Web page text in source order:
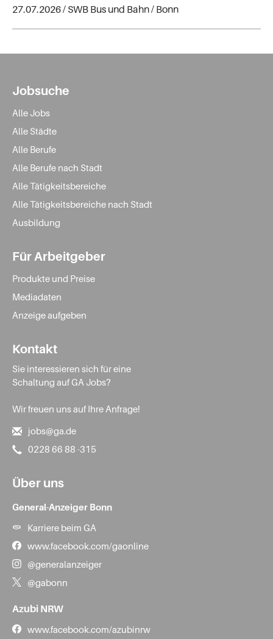
27.07.2026 / SWB Bus und Bahn/ Bonn
Jobsuche
Alle Jobs
Alle Städte
Alle Berufe
Alle Berufe nach Stadt
Alle Tätigkeitsbereiche
Alle Tätigkeitsbereiche nach Stadt
Ausbildung
Für Arbeitgeber
Produkte und Preise
Mediadaten
Anzeige aufgeben
Kontakt
Sie interessieren sich für eine
Schaltung auf GA Jobs?
Wir freuen uns auf Ihre Anfrage!
jobs@ga.de
0228 66 88 -315
Über uns
General-Anzeiger Bonn
Karriere beim GA
www.facebook.com/gaonline
@generalanzeiger
@gabonn
Azubi NRW
www.facebook.com/azubinrw